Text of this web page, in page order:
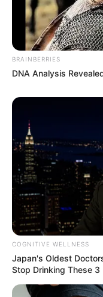
They Laughed At
Sensation
BRAINBERRIES
10 World Cup 2026
Know
BRAINBERRIES
BRAINBERRIES
DNA Analysis
COGNITIVE WELLNESS
Japan's Oldest
Stop Drinking These 3